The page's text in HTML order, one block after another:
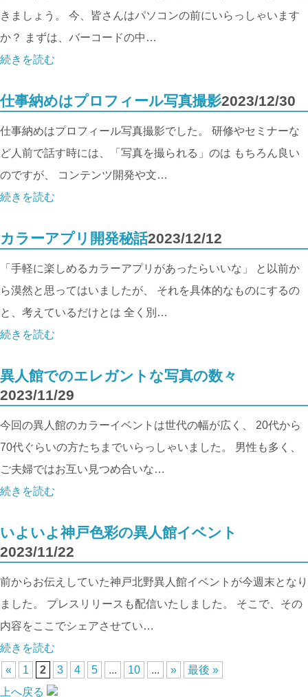
きましょう。 今、皆さんはパソコンの前にいらっしゃいます
か？ まずは、バーコードの中…
続きを読む
仕事納めはプロフィール写真撮影2023/12/30
仕事納めはプロフィール写真撮影でした。 研修やセミナーな
ど人前で話す時には、「写真を撮られる」のは もちろん良い
のですが、 コンテンツ開発や文…
続きを読む
カラーアプリ開発秘話2023/12/12
「手軽に楽しめるカラーアプリがあったらいいな」 と以前か
ら漠然と思ってはいましたが、 それを具体的なものにするの
と、考えているだけとは 全く別…
続きを読む
異人館でのエレガントな写真の数々
2023/11/29
今回の異人館のカラーイベントは世代の幅が広く、 20代から
70代ぐらいの方たちまでいらっしゃいました。 男性も多く、
ご夫婦ではお互い見つめ合いな…
続きを読む
いよいよ神戸色彩の異人館イベント
2023/11/22
前からお伝えしていた神戸北野異人館イベントが今週末となり
ました。 プレスリリースも配信いたしました。 そこで、その
内容をここでシェアさせてい…
続きを読む
«
1 2 3 4 5 ... 10 ... »
最後 »
上へ戻る